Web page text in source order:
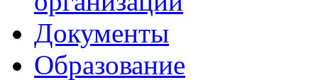
Документы
Образование